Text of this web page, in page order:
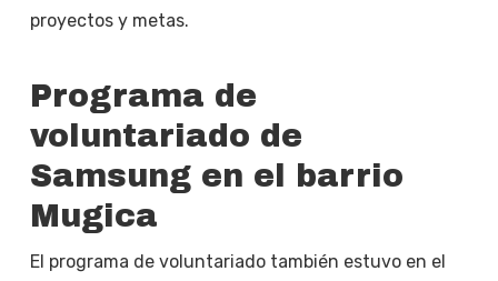
proyectos y metas.
Programa de
voluntariado de
Samsung en el barrio
Mugica
El programa de voluntariado también estuvo en el